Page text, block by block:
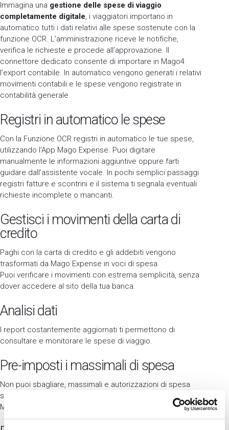
Immagina una gestione delle spese di viaggio
completamente digitale, i viaggiatori importano in
automatico tutti i dati relativi alle spese sostenute con la
funzione OCR. L’amministrazione riceve le notifiche,
verifica le richieste e procede all’approvazione. Il
connettore dedicato consente di importare in Mago4
l’export contabile. In automatico vengono generati i relativi
movimenti contabili e le spese vengono registrate in
contabilità generale.
Registri in automatico le spese
Con la Funzione OCR registri in automatico le tue spese,
utilizzando l’App Mago Expense. Puoi digitare
manualmente le informazioni aggiuntive oppure farti
guidare dall’assistente vocale. In pochi semplici passaggi
registri fatture e scontrini e il sistema ti segnala eventuali
richieste incomplete o mancanti.
Gestisci i movimenti della carta di
credito
Paghi con la carta di credito e gli addebiti vengono
trasformati da Mago Expense in voci di spesa.
Puoi verificare i movimenti con estrema semplicità, senza
dover accedere al sito della tua banca.
Analisi dati
I report costantemente aggiornati ti permettono di
consultare e monitorare le spese di viaggio.
Pre-imposti i massimali di spesa
Non puoi sbagliare, massimali e autorizzazioni di spesa
sono pre-impostati sulla base della travel policy aziendale.
Mago Expense ti segnala eventuali incongruenze.